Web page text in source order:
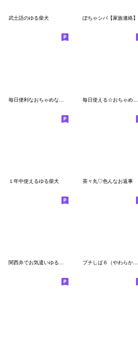
武士語のゆる柴犬 ぽちゃシバ【家族連絡】
１年中使えるゆる柴犬 茶々丸♡色んなお返事
関西弁でお気遣いゆる柴犬 プチしば６（やわらか敬語）